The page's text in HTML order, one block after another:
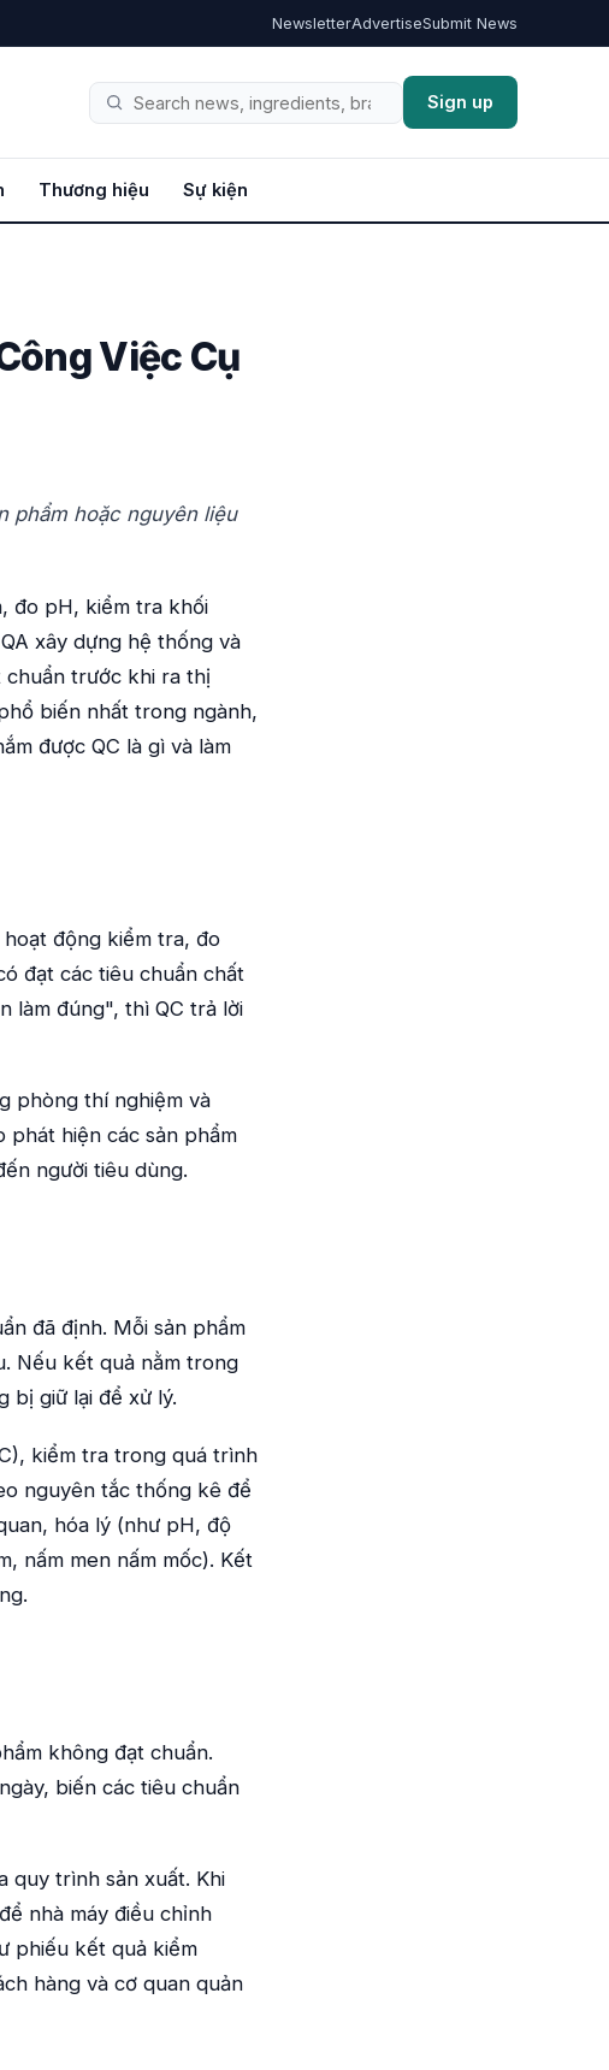
NewsletterAdvertiseSubmit News
Tìm
Sign up
Thương hiệu Sự kiện
Việc Cụ
phẩm hoặc nguyên liệu
đo pH, kiểm tra khối
xây dựng hệ thống và
chuẩn trước khi ra thị
biến nhất trong ngành,
được QC là gì và làm
động kiểm tra, đo
đạt các tiêu chuẩn chất
làm đúng", thì QC trả lời
phòng thí nghiệm và
hiện các sản phẩm
người tiêu dùng.
đã định. Mỗi sản phẩm
Nếu kết quả nằm trong
bị giữ lại để xử lý.
kiểm tra trong quá trình
nguyên tắc thống kê để
hóa lý (như pH, độ
nấm men nấm mốc). Kết
không đạt chuẩn.
biến các tiêu chuẩn
quy trình sản xuất. Khi
nhà máy điều chỉnh
phiếu kết quả kiểm
hàng và cơ quan quản